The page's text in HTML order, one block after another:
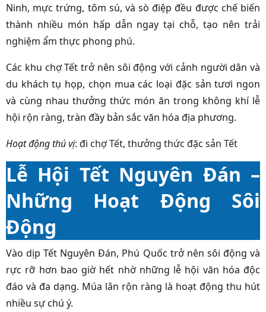
Ninh, mực trứng, tôm sú, và sò điệp đều được chế biến
thành nhiều món hấp dẫn ngay tại chỗ, tạo nên trải
nghiệm ẩm thực phong phú.
Các khu chợ Tết trở nên sôi động với cảnh người dân và
du khách tụ họp, chọn mua các loại đặc sản tươi ngon
và cùng nhau thưởng thức món ăn trong không khí lễ
hội rộn ràng, tràn đầy bản sắc văn hóa địa phương.
Hoạt động thú vị: đi chợ Tết, thưởng thức đặc sản Tết
Lễ Hội Tết Nguyên Đán –
Những Hoạt Động Sôi
Động
Vào dịp Tết Nguyên Đán, Phú Quốc trở nên sôi động và
rực rỡ hơn bao giờ hết nhờ những lễ hội văn hóa độc
đáo và đa dạng. Múa lân rộn ràng là hoạt động thu hút
nhiều sự chú ý.